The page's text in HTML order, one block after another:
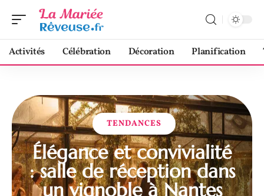
Activités Célébration Décoration Planification
TENDANCES
Élégance et convivialité
: salle de réception dans
un vignoble à Nantes